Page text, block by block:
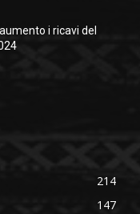
i ricavi del
214
147